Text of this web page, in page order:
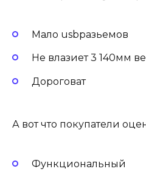
Мало usbразьемов
Не влазиет 3 140мм
Дороговат
А вот что покупатели
Функциональный